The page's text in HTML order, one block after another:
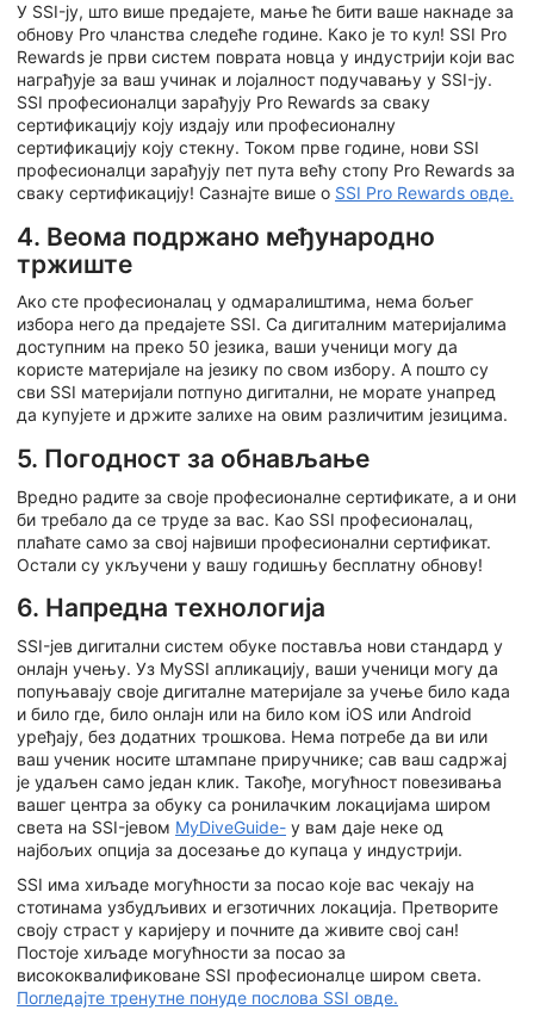
У SSI-ју, што више предајете, мање ће бити ваше накнаде за
обнову Pro чланства следеће године. Како је то кул! SSI Pro
Rewards је први систем поврата новца у индустрији који вас
награђује за ваш учинак и лојалност подучавању у SSI-ју.
SSI професионалци зарађују Pro Rewards за сваку
сертификацију коју издају или професионалну
сертификацију коју стекну. Током прве године, нови SSI
професионалци зарађују пет пута већу стопу Pro Rewards за
сваку сертификацију! Сазнајте више о SSI Pro Rewards овде.
4. Веома подржано међународно
тржиште
Ако сте професионалац у одмаралиштима, нема бољег
избора него да предајете SSI. Са дигиталним материјалима
доступним на преко 50 језика, ваши ученици могу да
користе материјале на језику по свом избору. А пошто су
сви SSI материјали потпуно дигитални, не морате унапред
да купујете и држите залихе на овим различитим језицима.
5. Погодност за обнављање
Вредно радите за своје професионалне сертификате, а и они
би требало да се труде за вас. Као SSI професионалац,
плаћате само за свој највиши професионални сертификат.
Остали су укључени у вашу годишњу бесплатну обнову!
6. Напредна технологија
SSI-јев дигитални систем обуке поставља нови стандард у
онлајн учењу. Уз MySSI апликацију, ваши ученици могу да
попуњавају своје дигиталне материјале за учење било када
и било где, било онлајн или на било ком iOS или Android
уређају, без додатних трошкова. Нема потребе да ви или
ваш ученик носите штампане приручнике; сав ваш садржај
је удаљен само један клик. Такође, могућност повезивања
вашег центра за обуку са ронилачким локацијама широм
света на SSI-јевом MyDiveGuide- у вам даје неке од
најбољих опција за досезање до купаца у индустрији.
SSI има хиљаде могућности за посао које вас чекају на
стотинама узбудљивих и егзотичних локација. Претворите
своју страст у каријеру и почните да живите свој сан!
Постоје хиљаде могућности за посао за
висококвалификоване SSI професионалце широм света.
Погледајте тренутне понуде послова SSI овде.